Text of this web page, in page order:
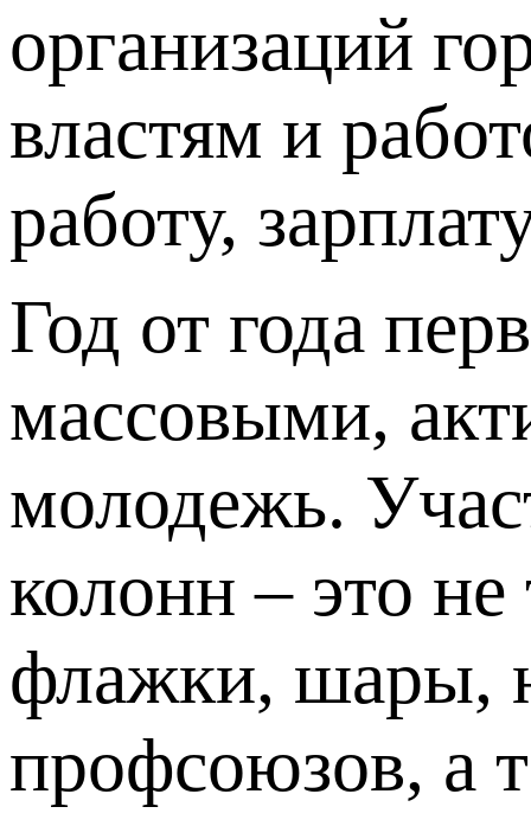
организаций
властям и
работу,
Год от года
массовыми,
молодежь.
колонн – это
флажки, шары,
профсоюзов, а